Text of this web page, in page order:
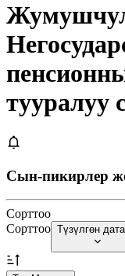
тууралуу
Сын-пикирлер
Сорттоо
Сорттоо Түзүлгөн